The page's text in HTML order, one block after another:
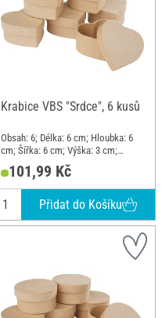
Krabice VBS "Srdce", 6 kusů
Obsah: 6; Délka: 6 cm; Hloubka: 6
cm; Šířka: 6 cm; Výška: 3 cm;
Materiál: Papírová hmota
101,99 Kč
Přidat do Košíku